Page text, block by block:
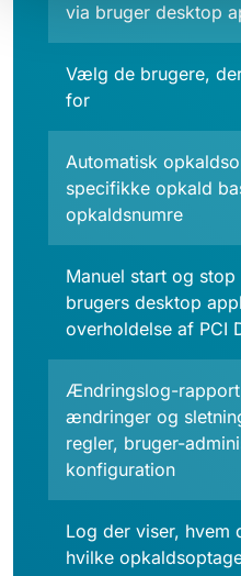
via bruger desktop
Vælg de brugere,
for
Automatisk
specifikke opkald
opkaldsnumre
Manuel start og
brugers desktop
overholdelse af PCI
Ændringslog-
ændringer og
regler, bruger-
konfiguration
Log der viser, hvem
hvilke